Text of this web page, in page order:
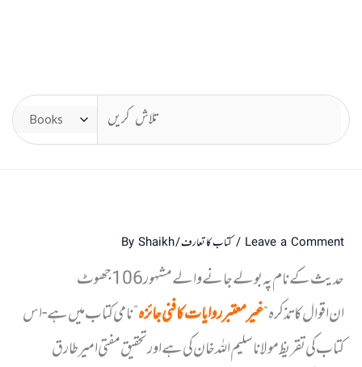
Leave a Comment
/کتاب کا تعارف/ By
Shaikh
حدیث کے نام پہ بولے جانے والے مشہور 106 جھوٹ
ان اقوال کا تذکرہ “غیر معتبر روایات کا فنی جائزہ” نامی کتاب میں ہے- اس
کتاب کی تقریظ مولانا سلیم اللہ خان کی ہے اور تحقیق مفتی امیر طارق